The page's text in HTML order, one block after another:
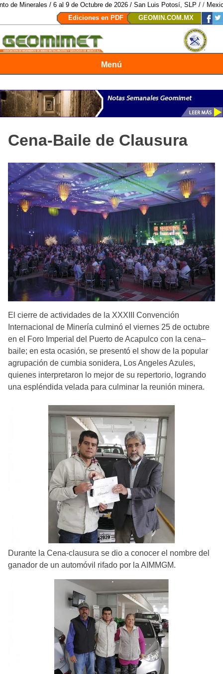
de 2026 / San Luis Potosí, SLP //Mexico Mining Forum / 2 de
Ediciones en PDF
GEOMIN.COM.MX
Menú
Cena-Baile de Clausura
El cierre de actividades de la XXXIII Convención
Internacional de Minería culminó el viernes 25 de octubre
en el Foro Imperial del Puerto de Acapulco con la cena‒
baile; en esta ocasión, se presentó el show de la popular
agrupación de cumbia sonidera, Los Angeles Azules,
quienes interpretaron lo mejor de su repertorio, logrando
una espléndida velada para culminar la reunión minera.
Durante la Cena-clausura se dio a conocer el nombre del
ganador de un automóvil rifado por la AIMMGM.